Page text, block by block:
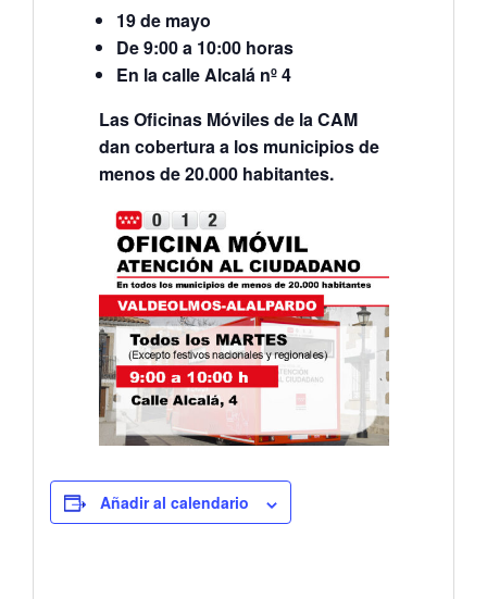
19 de mayo
De 9:00 a 10:00 horas
En la calle Alcalá nº 4
Las Oficinas Móviles de la CAM
dan cobertura a los municipios de
menos de 20.000 habitantes.
Añadir al calendario